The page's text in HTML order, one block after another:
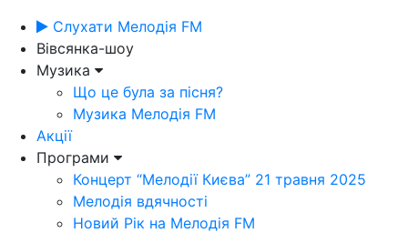
Слухати Мелодія FM
Вівсянка-шоу
Музика
Що це була за пісня?
Музика Мелодія FM
Акції
Програми
Концерт “Мелодії Києва” 21 травня 2025
Мелодія вдячності
Новий Рік на Мелодія FM